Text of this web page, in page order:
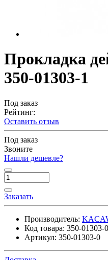
Прокладка
350-01303-1
Под заказ
Рейтинг:
Оставить отзыв
Под заказ
Звоните
Нашли дешевле?
Заказать
Производитель:
Код товара: 350-01303-0
Артикул: 350-01303-0